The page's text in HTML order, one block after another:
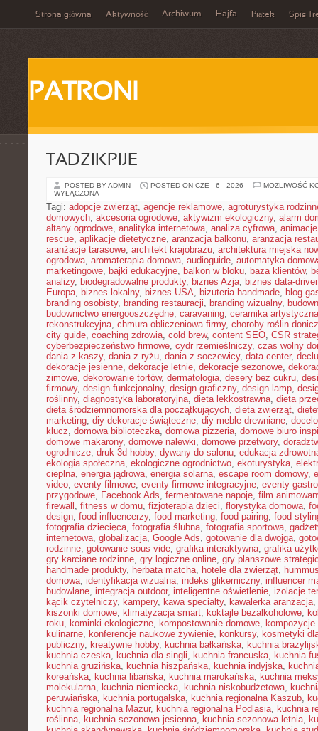
Strona główna Aktywność Archiwum Hajfa Piątek Spis
PATRONI
TADZIKPIJE
POSTED BY ADMIN POSTED ON CZE - 6 - 2026
MOŻLIWOŚĆ
WYŁĄCZONA
Tagi: adopcje zwierząt, agencje reklamowe, agroturystyka
domowych, akcesoria ogrodowe, aktywizm ekologiczny, alarm
altany ogrodowe, analityka internetowa, analiza cyfrowa,
rescue, aplikacje dietetyczne, aranżacja balkonu, aranżacja
aranżacje tarasowe, architekt krajobrazu, architektura miejska
ogrodowa, aromaterapia domowa, audioguide, automatyka
marketingowe, bajki edukacyjne, balkon w bloku, baza klientów,
analizy, biodegradowalne produkty, biznes Azja, biznes data-
Europa, biznes lokalny, biznes USA, bizuteria handmade, blog
branding osobisty, branding restauracji, branding wizualny,
budownictwo energooszczędne, caravaning, ceramika artystyczna
rekonstrukcyjna, chmura obliczeniowa firmy, choroby roślin
city guide, coaching zdrowia, cold brew, content SEO, CSR
cyberbezpieczeństwo firmowe, cydr rzemieślniczy, czas wolny
dania z kaszy, dania z ryżu, dania z soczewicy, data center,
dekoracje jesienne, dekoracje letnie, dekoracje sezonowe,
zimowe, dekorowanie tortów, dermatologia, desery bez cukru,
firmowy, design funkcjonalny, design graficzny, design lamp,
roślinny, diagnostyka laboratoryjna, dieta lekkostrawna, dieta
dieta śródziemnomorska dla początkujących, dieta zwierząt,
marketing, diy dekoracje świąteczne, diy meble drewniane,
klucz, domowa biblioteczka, domowa pizzeria, domowe biuro
domowe makarony, domowe nalewki, domowe przetwory,
ogrodnicze, druk 3d hobby, dywany do salonu, edukacja
ekologia społeczna, ekologiczne ogrodnictwo, ekoturystyka,
cieplna, energia jądrowa, energia solarna, escape room domowy,
video, eventy filmowe, eventy firmowe integracyjne, eventy
przygodowe, Facebook Ads, fermentowane napoje, film
firewall , fitness w domu, fizjoterapia dzieci, florystyka domowa,
design, food influencerzy, food marketing, food pairing, food
fotografia dziecięca, fotografia ślubna, fotografia sportowa,
internetowa, globalizacja, Google Ads, gotowanie dla dwojga,
rodzinne, gotowanie sous vide, grafika interaktywna, grafika
gry karciane rodzinne, gry logiczne online, gry planszowe
handmade produkty, herbata matcha, hotele dla zwierząt,
domowa, identyfikacja wizualna, indeks glikemiczny, influencer
budowlane, integracja outdoor, inteligentne oświetlenie, izolacje
kącik czytelniczy, kampery, kawa specialty, kawalerka aranżacja,
kiszonki domowe, klimatyzacja smart, koktajle bezalkoholowe,
roku, kominki ekologiczne, kompostowanie domowe, kompozycje
kulinarne, konferencje naukowe żywienie, konkursy, kosmetyki
publiczny, kreatywne hobby, kuchnia bałkańska, kuchnia
kuchnia czeska, kuchnia dla singli, kuchnia francuska, kuchnia
kuchnia gruzińska, kuchnia hiszpańska, kuchnia indyjska,
koreańska, kuchnia libańska, kuchnia marokańska, kuchnia
molekularna, kuchnia niemiecka, kuchnia niskobudżetowa,
peruwiańska, kuchnia portugalska, kuchnia regionalna Kaszub,
kuchnia regionalna Mazur, kuchnia regionalna Podlasia, kuchnia
roślinna, kuchnia sezonowa jesienna, kuchnia sezonowa letnia,